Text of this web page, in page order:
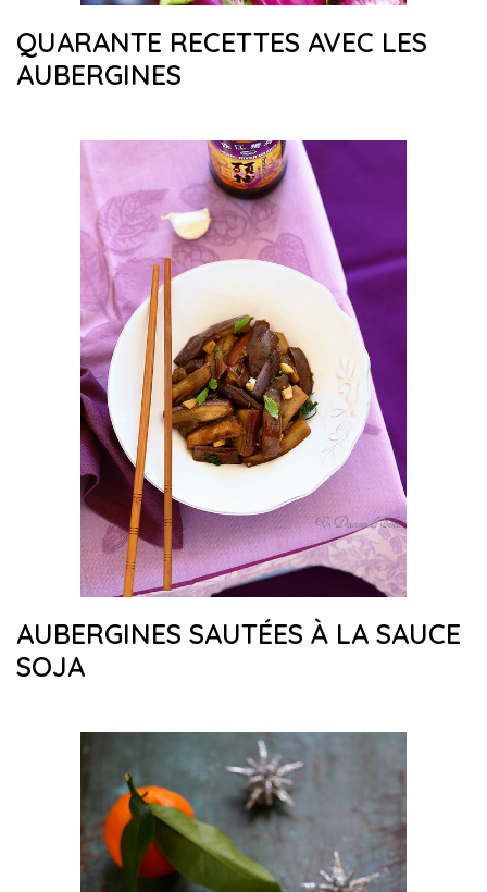
QUARANTE RECETTES AVEC LES
AUBERGINES
AUBERGINES SAUTÉES À LA SAUCE
SOJA